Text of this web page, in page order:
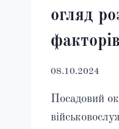
огляд
08.10.2024
Посадовий